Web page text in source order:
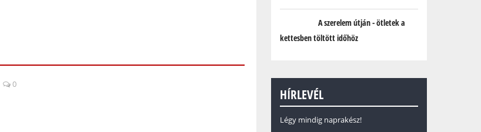
0
A szerelem útján - ötletek a
kettesben töltött időhöz
HÍRLEVÉL
Légy mindig naprakész!